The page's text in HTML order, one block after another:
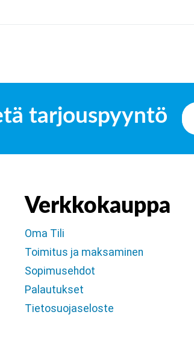
tarjouspyyntö
Verkkokauppa
Oma Tili
Toimitus ja maksaminen
Sopimusehdot
Palautukset
Tietosuojaseloste